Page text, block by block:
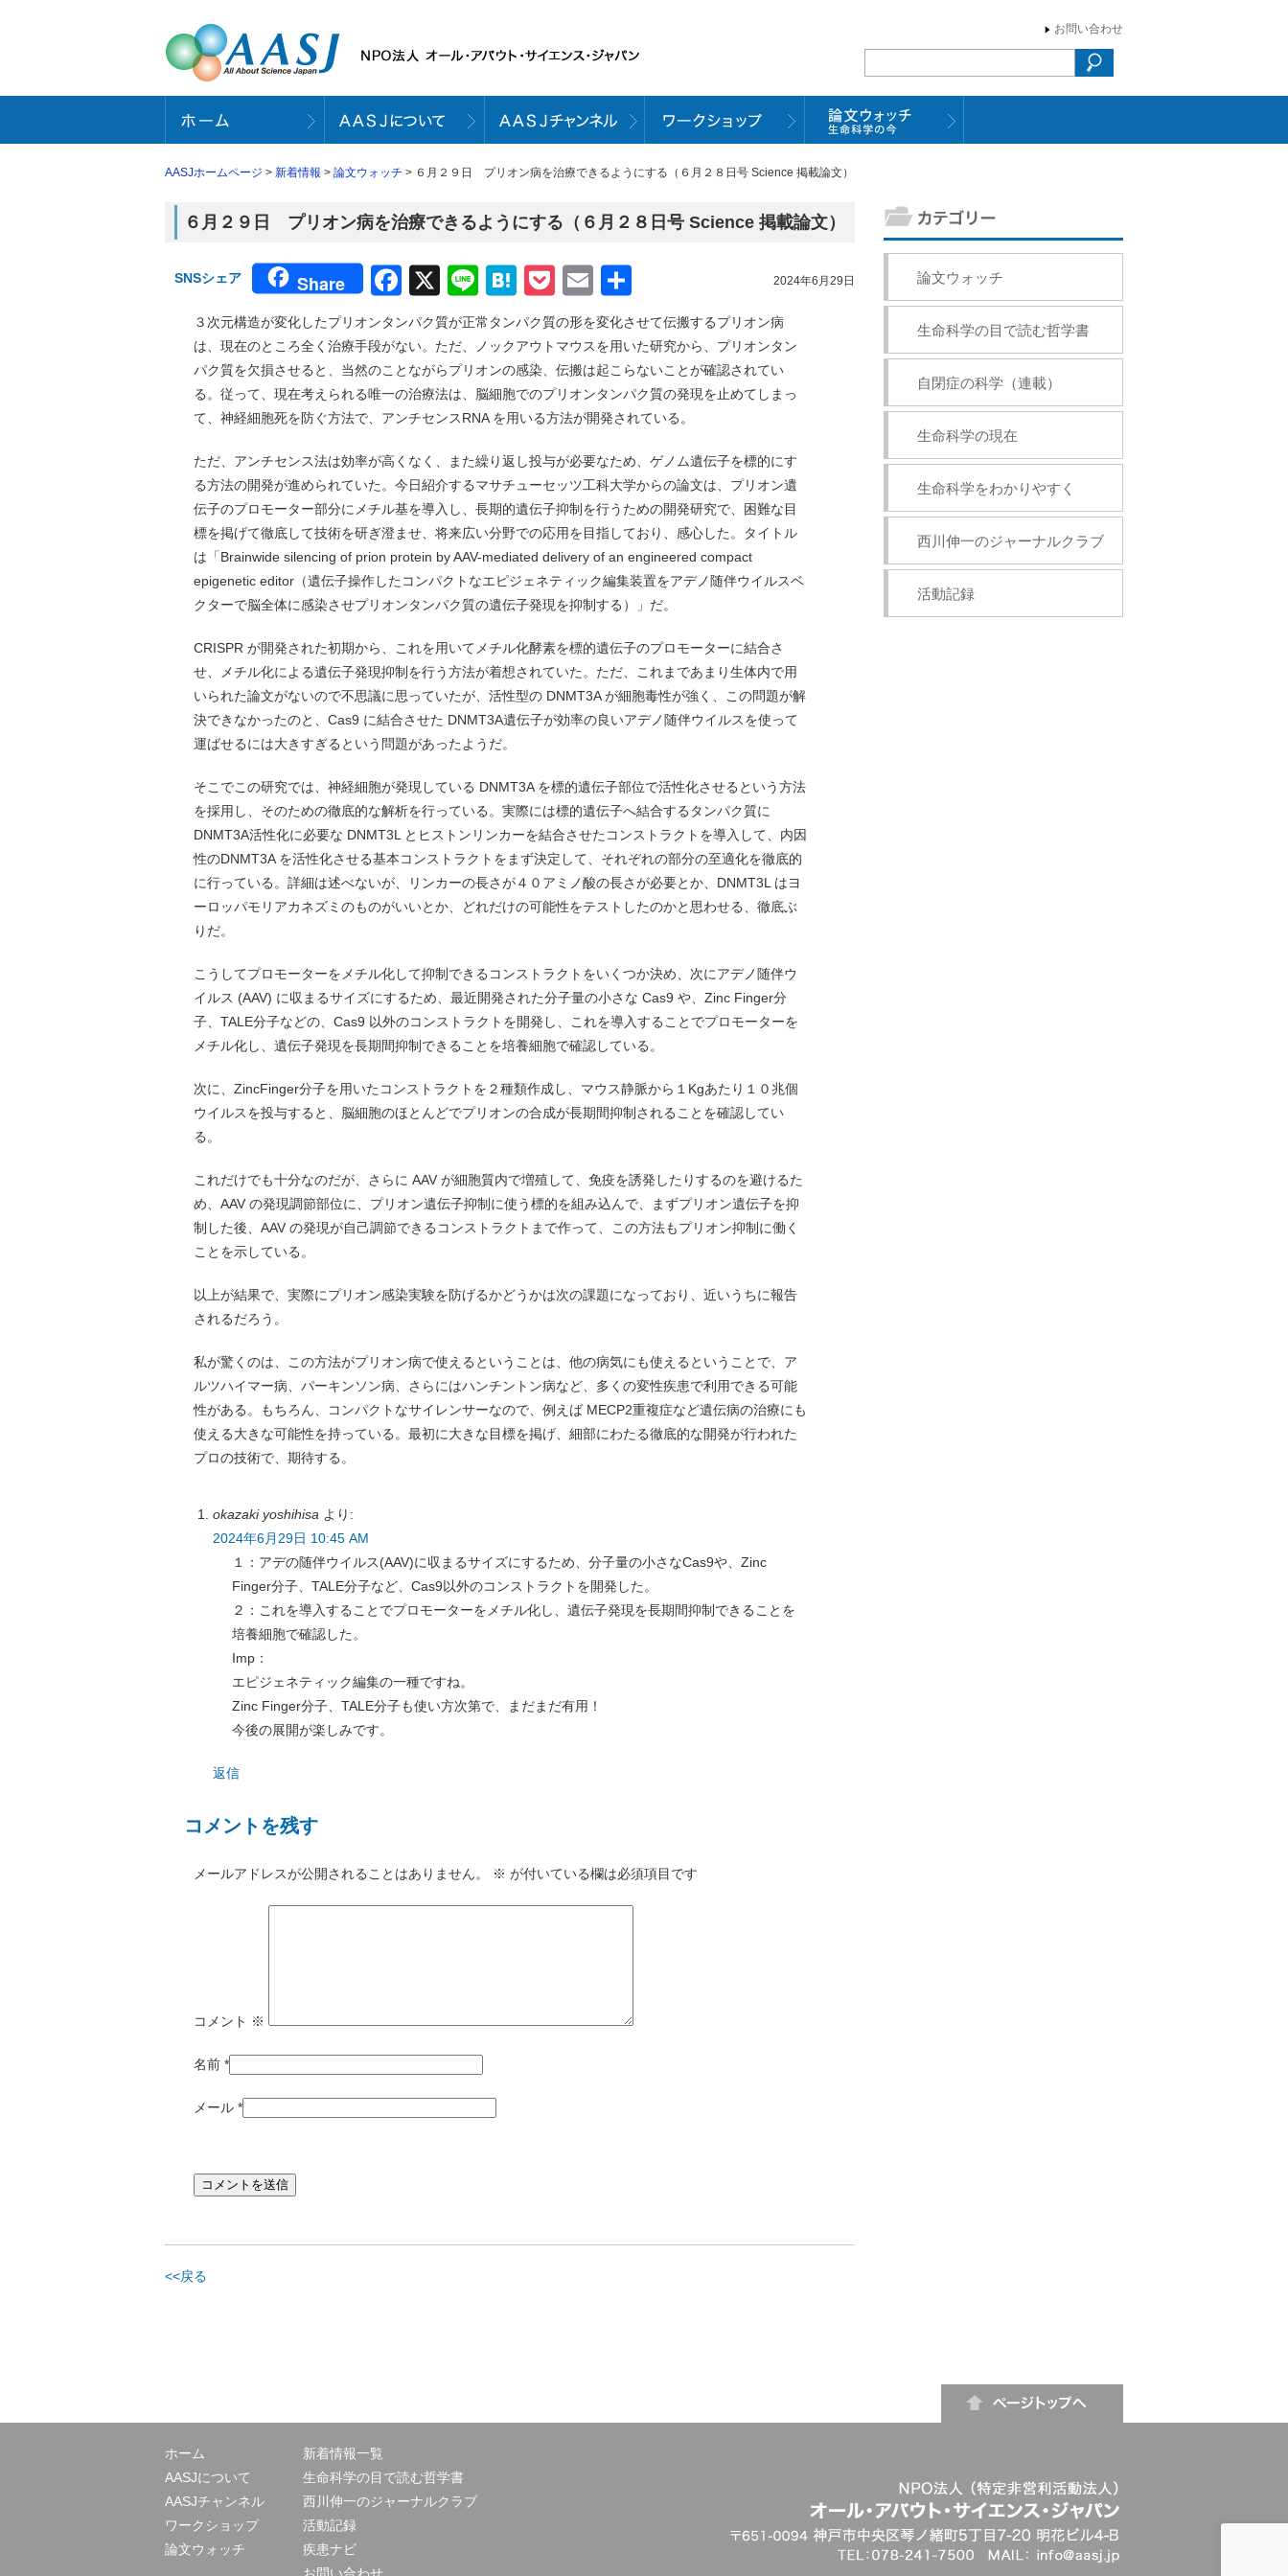
お問い合わせ
AASJホームページ > 新着情報 > 論文ウォッチ > ６月２９日 プリオン病を治療できるようにする（６月２８日号 Science 掲載論文）
６月２９日 プリオン病を治療できるようにする（６月２８日号 Science 掲載論文）
2024年6月29日
SNSシェア Share Facebook
X LineHatena
Pocket
Email
有
３次元構造が変化したプリオンタンパク質が正常タンパク質の形を変化させて伝搬するプリオン病
は、現在のところ全く治療手段がない。ただ、ノックアウトマウスを用いた研究から、プリオンタン
パク質を欠損させると、当然のことながらプリオンの感染、伝搬は起こらないことが確認されてい
る。従って、現在考えられる唯一の治療法は、脳細胞でのプリオンタンパク質の発現を止めてしまっ
て、神経細胞死を防ぐ方法で、アンチセンスRNA を用いる方法が開発されている。
ただ、アンチセンス法は効率が高くなく、また繰り返し投与が必要なため、ゲノム遺伝子を標的にす
る方法の開発が進められていた。今日紹介するマサチューセッツ工科大学からの論文は、プリオン遺
伝子のプロモーター部分にメチル基を導入し、長期的遺伝子抑制を行うための開発研究で、困難な目
標を掲げて徹底して技術を研ぎ澄ませ、将来広い分野での応用を目指しており、感心した。タイトル
は「Brainwide silencing of prion protein by AAV-mediated delivery of an engineered compact
epigenetic editor（遺伝子操作したコンパクトなエピジェネティック編集装置をアデノ随伴ウイルスベ
クターで脳全体に感染させプリオンタンパク質の遺伝子発現を抑制する）」だ。
CRISPR が開発された初期から、これを用いてメチル化酵素を標的遺伝子のプロモーターに結合さ
せ、メチル化による遺伝子発現抑制を行う方法が着想されていた。ただ、これまであまり生体内で用
いられた論文がないので不思議に思っていたが、活性型の DNMT3A が細胞毒性が強く、この問題が解
決できなかったのと、Cas9 に結合させた DNMT3A遺伝子が効率の良いアデノ随伴ウイルスを使って
運ばせるには大きすぎるという問題があったようだ。
そこでこの研究では、神経細胞が発現している DNMT3A を標的遺伝子部位で活性化させるという方法
を採用し、そのための徹底的な解析を行っている。実際には標的遺伝子へ結合するタンパク質に
DNMT3A活性化に必要な DNMT3L とヒストンリンカーを結合させたコンストラクトを導入して、内因
性のDNMT3A を活性化させる基本コンストラクトをまず決定して、それぞれの部分の至適化を徹底的
に行っている。詳細は述べないが、リンカーの長さが４０アミノ酸の長さが必要とか、DNMT3L はヨ
ーロッパモリアカネズミのものがいいとか、どれだけの可能性をテストしたのかと思わせる、徹底ぶ
りだ。
こうしてプロモーターをメチル化して抑制できるコンストラクトをいくつか決め、次にアデノ随伴ウ
イルス (AAV) に収まるサイズにするため、最近開発された分子量の小さな Cas9 や、Zinc Finger分
子、TALE分子などの、Cas9 以外のコンストラクトを開発し、これを導入することでプロモーターを
メチル化し、遺伝子発現を長期間抑制できることを培養細胞で確認している。
次に、ZincFinger分子を用いたコンストラクトを２種類作成し、マウス静脈から１Kgあたり１０兆個
ウイルスを投与すると、脳細胞のほとんどでプリオンの合成が長期間抑制されることを確認してい
る。
これだけでも十分なのだが、さらに AAV が細胞質内で増殖して、免疫を誘発したりするのを避けるた
め、AAV の発現調節部位に、プリオン遺伝子抑制に使う標的を組み込んで、まずプリオン遺伝子を抑
制した後、AAV の発現が自己調節できるコンストラクトまで作って、この方法もプリオン抑制に働く
ことを示している。
以上が結果で、実際にプリオン感染実験を防げるかどうかは次の課題になっており、近いうちに報告
されるだろう。
私が驚くのは、この方法がプリオン病で使えるということは、他の病気にも使えるということで、ア
ルツハイマー病、パーキンソン病、さらにはハンチントン病など、多くの変性疾患で利用できる可能
性がある。もちろん、コンパクトなサイレンサーなので、例えば MECP2重複症など遺伝病の治療にも
使える大きな可能性を持っている。最初に大きな目標を掲げ、細部にわたる徹底的な開発が行われた
プロの技術で、期待する。
okazaki yoshihisa より:
2024年6月29日 10:45 AM
１：アデの随伴ウイルス(AAV)に収まるサイズにするため、分子量の小さなCas9や、Zinc
Finger分子、TALE分子など、Cas9以外のコンストラクトを開発した。
２：これを導入することでプロモーターをメチル化し、遺伝子発現を長期間抑制できることを
培養細胞で確認した。
Imp：
エピジェネティック編集の一種ですね。
Zinc Finger分子、TALE分子も使い方次第で、まだまだ有用！
今後の展開が楽しみです。
返信
コメントを残す
メールアドレスが公開されることはありません。 ※ が付いている欄は必須項目です
コメント ※
名前 *
メール *
<<戻る
論文ウォッチ
生命科学の目で読む哲学書
自閉症の科学（連載）
生命科学の現在
生命科学をわかりやすく
西川伸一のジャーナルクラブ
活動記録
ホーム
AASJについて
AASJチャンネル
ワークショップ
論文ウォッチ
新着情報一覧
生命科学の目で読む哲学書
西川伸一のジャーナルクラブ
活動記録
疾患ナビ